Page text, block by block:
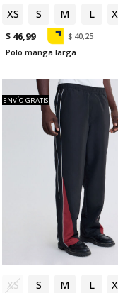
XS S M L
$ 46,99
$ 40,25
Polo manga larga
XS S M L
ENVÍO GRATIS